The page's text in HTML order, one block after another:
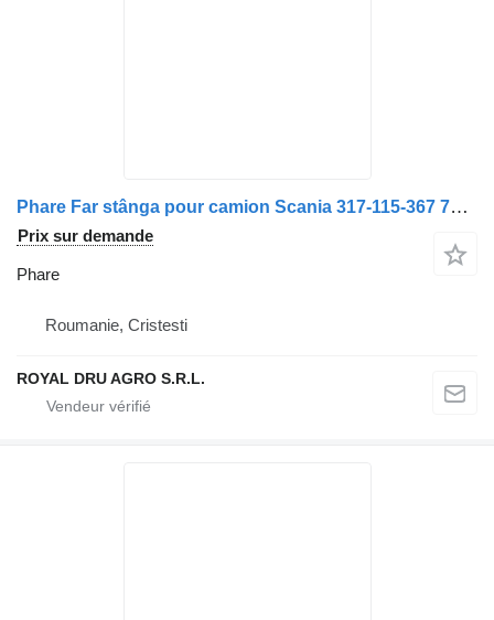
Phare Far stânga pour camion Scania 317-115-367 7R0114551
Prix sur demande
Phare
Roumanie, Cristesti
ROYAL DRU AGRO S.R.L.